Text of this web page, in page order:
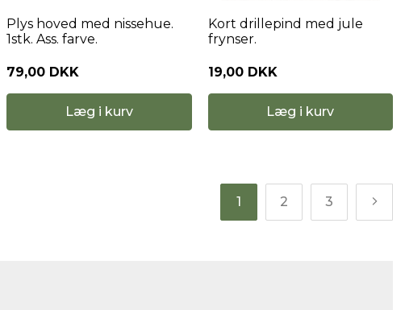
Plys hoved med nissehue.
1stk. Ass. farve.
79,00 DKK
Læg i kurv
Kort drillepind med jule
frynser.
19,00 DKK
Læg i kurv
1 2 3